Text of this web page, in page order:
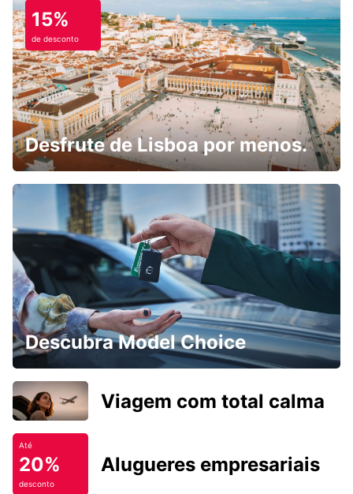
15%
de desconto
Desfrute de Lisboa por menos.
Descubra Model Choice
Viagem com total calma
Até
20%
desconto
Alugueres empresariais